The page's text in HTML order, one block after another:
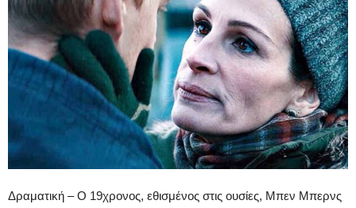
Δραματική – Ο 19χρονος, εθισμένος στις ουσίες, Μπεν Μπερνς